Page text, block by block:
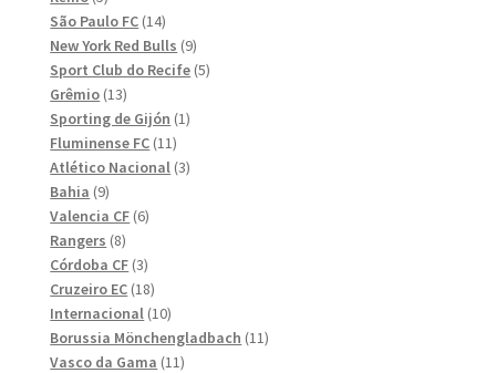
produkter
São Paulo FC 1414
produkter
New York Red Bulls 99
produkter
Sport Club do Recife 55
Grêmio 1313
produkter
Sporting de Gijón 11
Fluminense FC 1111
produkter
Atlético Nacional 33
Bahia 99
produkter
Valencia CF 66
Rangers 88
produkter
Córdoba CF 33
produkter
Cruzeiro EC 1818
produkter
Internacional 1010
produkter
Borussia Mönchengladbach 1111
Vasco da Gama 1111